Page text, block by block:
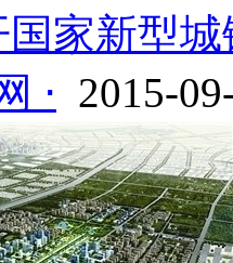
家新型
⋅ 2015-